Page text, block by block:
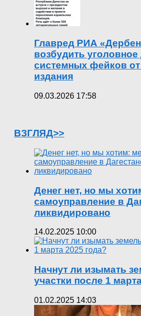
Главред РИА
возбудить уголовное
системных фейков
издания
09.03.2026 17:58
ВЗГЛЯД>>
Денег нет, но мы
самоуправление в
ликвидировано
14.02.2025 10:00
Начнут ли изымать
участки после 1
01.02.2025 14:03